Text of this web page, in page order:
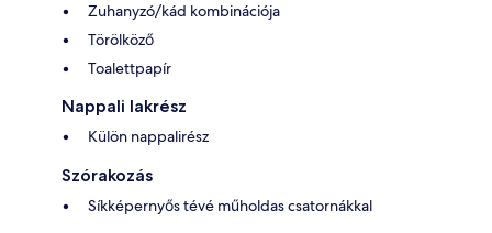
Zuhanyzó/kád kombinációja
Törölköző
Toalettpapír
Nappali lakrész
Külön nappalirész
Szórakozás
Síkképernyős tévé műholdas csatornákkal